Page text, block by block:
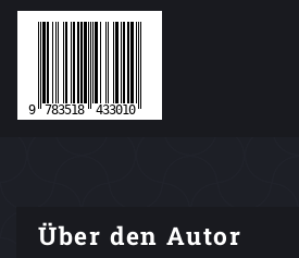
Über den Autor